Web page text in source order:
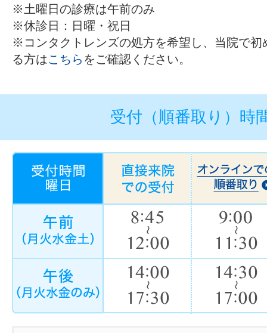
※土曜日の診療は午前のみ
※休診日：日曜・祝日
※コンタクトレンズの処方を希望し、当院で初
る方はこちら をご確認ください。
受付（順番取り）時